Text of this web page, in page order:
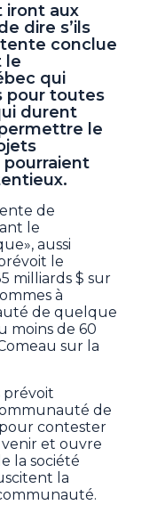
iront aux
dire s’ils
conclue
le
qui
pour toutes
durent
le
de
le
aussi
le
milliards $ sur
à
de quelque
moins de 60
sur la
prévoit
de
contester
et ouvre
la société
la